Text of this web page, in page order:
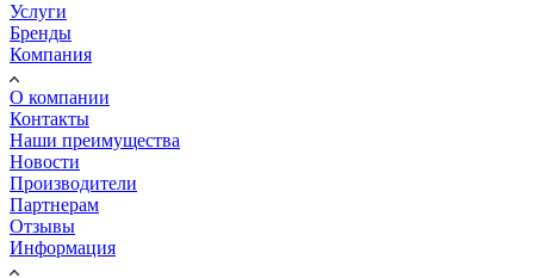
Услуги
Бренды
Компания
О компании
Контакты
Наши преимущества
Новости
Производители
Партнерам
Отзывы
Информация